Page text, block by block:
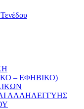
– ΕΦΗΒΙΚΟ)
ΑΛΛΗΛΕΓΓΥΗΣ